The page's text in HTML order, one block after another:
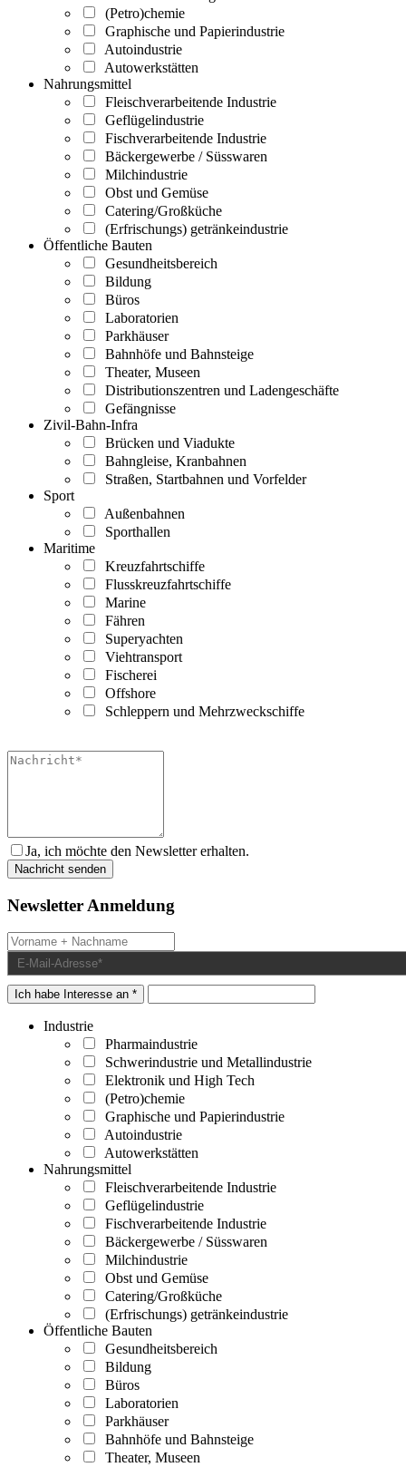
(Petro)chemie
Graphische und Papierindustrie
Autoindustrie
Autowerkstätten
Nahrungsmittel
Fleischverarbeitende Industrie
Geflügelindustrie
Fischverarbeitende Industrie
Bäckergewerbe / Süsswaren
Milchindustrie
Obst und Gemüse
Catering/Großküche
(Erfrischungs) getränkeindustrie
Öffentliche Bauten
Gesundheitsbereich
Bildung
Büros
Laboratorien
Parkhäuser
Bahnhöfe und Bahnsteige
Theater, Museen
Distributionszentren und Ladengeschäfte
Gefängnisse
Zivil-Bahn-Infra
Brücken und Viadukte
Bahngleise, Kranbahnen
Straßen, Startbahnen und Vorfelder
Sport
Außenbahnen
Sporthallen
Maritime
Kreuzfahrtschiffe
Flusskreuzfahrtschiffe
Marine
Fähren
Superyachten
Viehtransport
Fischerei
Offshore
Schleppern und Mehrzweckschiffe
Ja, ich möchte den Newsletter erhalten.
Newsletter Anmeldung
Ich habe Interesse an *
Industrie
Pharmaindustrie
Schwerindustrie und Metallindustrie
Elektronik und High Tech
(Petro)chemie
Graphische und Papierindustrie
Autoindustrie
Autowerkstätten
Nahrungsmittel
Fleischverarbeitende Industrie
Geflügelindustrie
Fischverarbeitende Industrie
Bäckergewerbe / Süsswaren
Milchindustrie
Obst und Gemüse
Catering/Großküche
(Erfrischungs) getränkeindustrie
Öffentliche Bauten
Gesundheitsbereich
Bildung
Büros
Laboratorien
Parkhäuser
Bahnhöfe und Bahnsteige
Theater, Museen